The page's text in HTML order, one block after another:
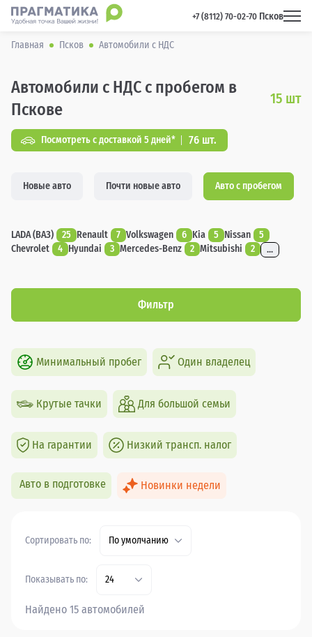
+7 (8112) 70-02-70 Псков
Главная Псков Автомобили с НДС
Автомобили с НДС с пробегом в
Пскове
15 шт
Посмотреть с доставкой 5 дней* 76 шт.
Новые авто Почти новые авто Авто с пробегом
LADA (ВАЗ) 25 Renault 7 Volkswagen 6 Kia 5 Nissan
5
Chevrolet
4 Hyundai 3 Mercedes-Benz 2 Mitsubishi 2 ...
Фильтр
Минимальный пробег Один владелец
Крутые тачки Для большой семьи
На гарантии Низкий трансп. налог
Авто в подготовке Новинки недели
Сортировать по: По умолчанию
Показывать по: 24
Найдено 15 автомобилей